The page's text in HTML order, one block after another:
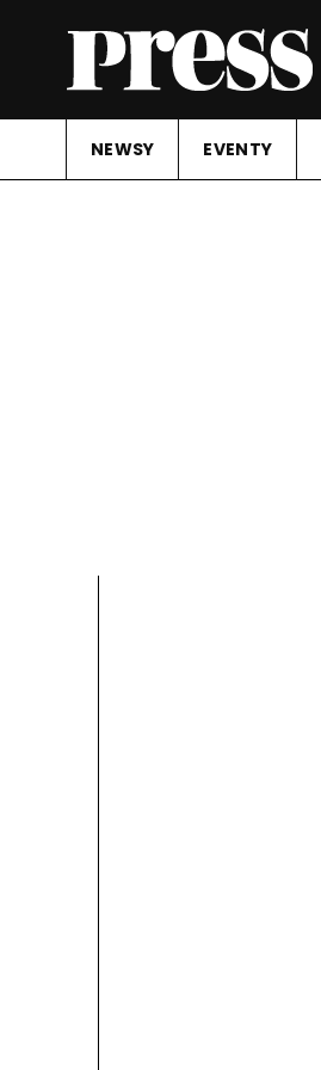
NEWSY EVENTY